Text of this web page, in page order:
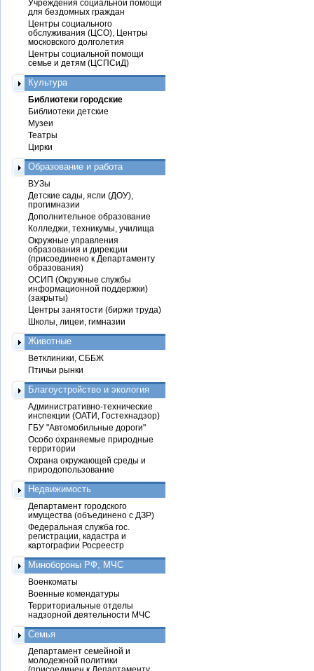
Учреждения социальной помощи
для бездомных граждан
Центры социального
обслуживания (ЦСО), Центры
московского долголетия
Центры социальной помощи
семье и детям (ЦСПСиД)
Культура
Библиотеки городские
Библиотеки детские
Музеи
Театры
Цирки
Образование и работа
ВУЗы
Детские сады, ясли (ДОУ),
прогимназии
Дополнительное образование
Колледжи, техникумы, училища
Окружные управления
образования и дирекции
(присоединено к Департаменту
образования)
ОСИП (Окружные службы
информационной поддержки)
(закрыты)
Центры занятости (биржи труда)
Школы, лицеи, гимназии
Животные
Ветклиники, СББЖ
Птичьи рынки
Благоустройство и экология
Административно-технические
инспекции (ОАТИ, Гостехнадзор)
ГБУ "Автомобильные дороги"
Особо охраняемые природные
территории
Охрана окружающей среды и
природопользование
Недвижимость
Департамент городского
имущества (объединено с ДЗР)
Федеральная служба гос.
регистрации, кадастра и
картографии Росреестр
Минобороны РФ, МЧС
Военкоматы
Военные комендатуры
Территориальные отделы
надзорной деятельности МЧС
Семья
Департамент семейной и
молодежной политики